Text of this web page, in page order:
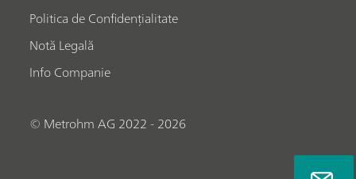
Politica de Confidențialitate
Notă Legală
Info Companie
© Metrohm AG 2022 - 2026